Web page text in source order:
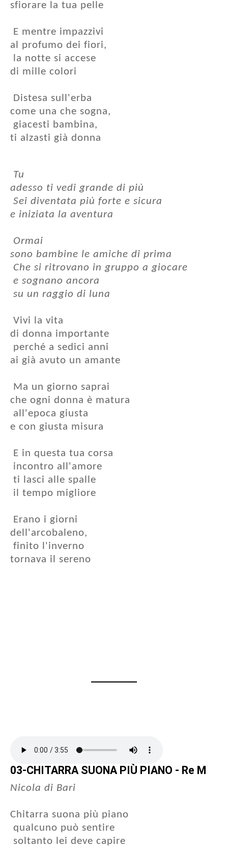
sfiorare la tua pelle
E mentre impazzivi
al profumo dei fiori,
la notte si accese
di mille colori
Distesa sull'erba
come una che sogna,
giacesti bambina,
ti alzasti già donna
Tu
adesso ti vedi grande di più
Sei diventata più forte e sicura
e iniziata la aventura
Ormai
sono bambine le amiche di prima
Che si ritrovano in gruppo a giocare
e sognano ancora
su un raggio di luna
Vivi la vita
di donna importante
perché a sedici anni
ai già avuto un amante
Ma un giorno saprai
che ogni donna è matura
all'epoca giusta
e con giusta misura
E in questa tua corsa
incontro all'amore
ti lasci alle spalle
il tempo migliore
Erano i giorni
dell'arcobaleno,
finito l'inverno
tornava il sereno
03-CHITARRA SUONA PIÙ PIANO - Re M
Nicola di Bari
Chitarra suona più piano
qualcuno può sentire
soltanto lei deve capire